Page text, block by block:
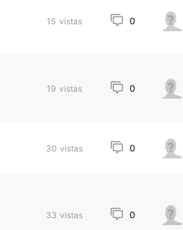
15 vistas 0
19 vistas 0
30 vistas 0
33 vistas 0